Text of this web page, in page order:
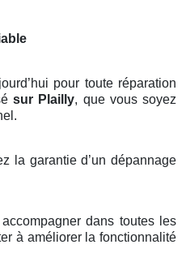
pour toute réparation
sur Plailly, que vous soyez
la garantie d’un dépannage
dans toutes les
à améliorer la fonctionnalité